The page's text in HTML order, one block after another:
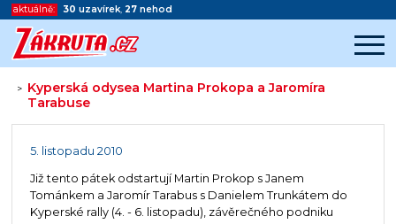
aktuálně: 30 uzavírek, 27 nehod
> Kyperská odysea Martina Prokopa a Jaromíra
Tarabuse
Začátek reklamy
5. listopadu 2010
Již tento pátek odstartují Martin Prokop s Janem
Tománkem a Jaromír Tarabus s Danielem Trunkátem do
Kyperské rally (4. - 6. listopadu), závěrečného podniku